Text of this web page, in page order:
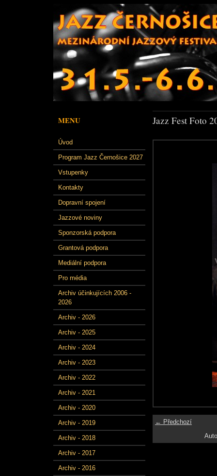
MENU
Úvod
Program Jazz Černošice 2027
Vstupenky
Kontakty
Dopravní spojení
Jazzové noviny
Sponzorská podpora
Grantová podpora
Mediální podpora
Pro média
Archiv účinkujících 2006 -
2026
Archiv - 2026
Archiv - 2025
Archiv - 2024
Archiv - 2023
Archiv - 2022
Archiv - 2021
Archiv - 2020
Archiv - 2019
Archiv - 2018
Archiv - 2017
Archiv - 2016
Jazz Fest Foto
← Předchozí